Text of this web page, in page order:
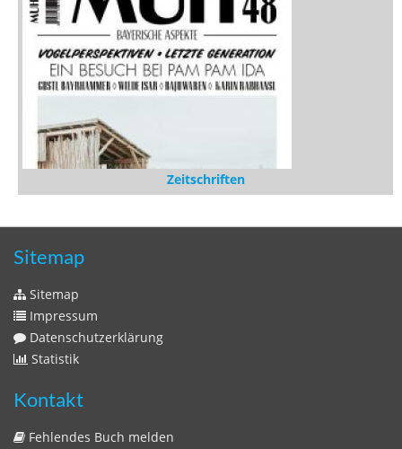
Zeitschriften
Sitemap
Sitemap
Impressum
Datenschutzerklärung
Statistik
Kontakt
Fehlendes Buch melden